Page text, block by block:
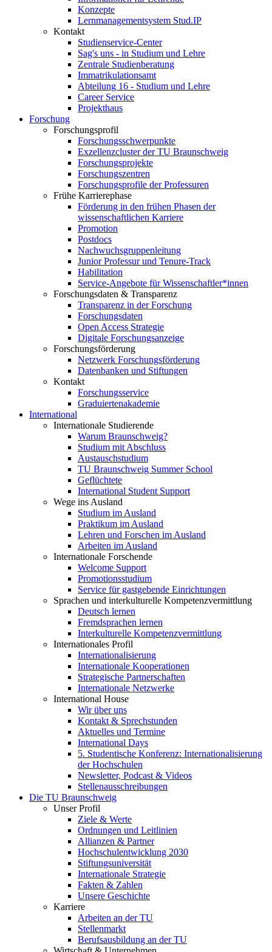
Konzepte
Lernmanagementsystem Stud.IP
Kontakt
Studienservice-Center
Sag's uns - in Studium und Lehre
Zentrale Studienberatung
Immatrikulationsamt
Abteilung 16 - Studium und Lehre
Career Service
Projekthaus
Forschung
Forschungsprofil
Forschungsschwerpunkte
Exzellenzcluster der TU Braunschweig
Forschungsprojekte
Forschungszentren
Forschungsprofile der Professuren
Frühe Karrierephase
Förderung in den frühen Phasen der
wissenschaftlichen Karriere
Promotion
Postdocs
Nachwuchsgruppenleitung
Junior Professur und Tenure-Track
Habilitation
Service-Angebote für Wissenschaftler*innen
Forschungsdaten & Transparenz
Transparenz in der Forschung
Forschungsdaten
Open Access Strategie
Digitale Forschungsanzeige
Forschungsförderung
Netzwerk Forschungsförderung
Datenbanken und Stiftungen
Kontakt
Forschungsservice
Graduiertenakademie
International
Internationale Studierende
Warum Braunschweig?
Studium mit Abschluss
Austauschstudium
TU Braunschweig Summer School
Geflüchtete
International Student Support
Wege ins Ausland
Studium im Ausland
Praktikum im Ausland
Lehren und Forschen im Ausland
Arbeiten im Ausland
Internationale Forschende
Welcome Support
Promotionsstudium
Service für gastgebende Einrichtungen
Sprachen und interkulturelle Kompetenzvermittlung
Deutsch lernen
Fremdsprachen lernen
Interkulturelle Kompetenzvermittlung
Internationales Profil
Internationalisierung
Internationale Kooperationen
Strategische Partnerschaften
Internationale Netzwerke
International House
Wir über uns
Kontakt & Sprechstunden
Aktuelles und Termine
International Days
5. Studentische Konferenz: Internationalisierung
der Hochschulen
Newsletter, Podcast & Videos
Stellenausschreibungen
Die TU Braunschweig
Unser Profil
Ziele & Werte
Ordnungen und Leitlinien
Allianzen & Partner
Hochschulentwicklung 2030
Stiftungsuniversität
Internationale Strategie
Fakten & Zahlen
Unsere Geschichte
Karriere
Arbeiten an der TU
Stellenmarkt
Berufsausbildung an der TU